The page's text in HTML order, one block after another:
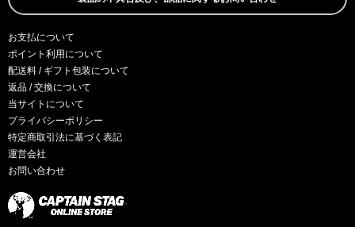
お支払について
ポイント利用について
配送料 / ギフト包装について
返品 / 交換について
当サイトについて
プライバシーポリシー
特定商取引法に基づく表記
運営会社
お問い合わせ